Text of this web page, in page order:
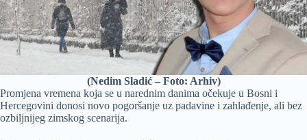
(Nedim Sladić – Foto: Arhiv)
Promjena vremena koja se u narednim danima očekuje u Bosni i
Hercegovini donosi novo pogoršanje uz padavine i zahlađenje, ali bez
ozbiljnijeg zimskog scenarija.